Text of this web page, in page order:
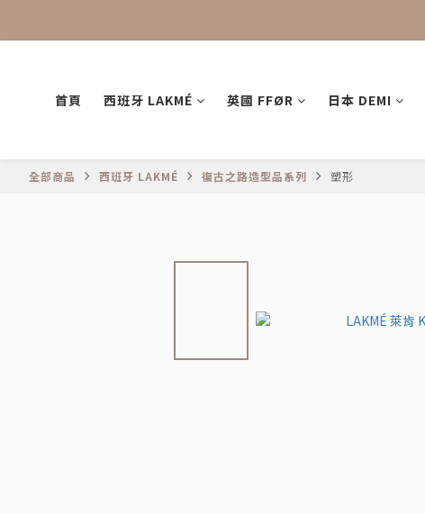
首頁 西班牙 LAKMÉ 英國 FFØR 日本 DEMI
全部商品 西班牙 LAKMÉ 復古之路造型品系列 塑形